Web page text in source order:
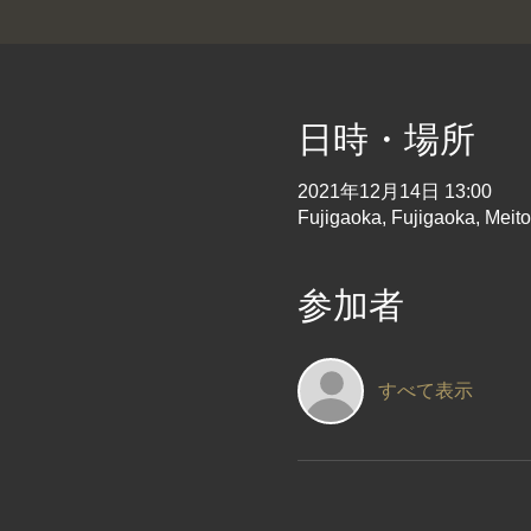
日時・場所
2021年12月14日 13:00
Fujigaoka, Fujigaoka,
参加者
すべて表示